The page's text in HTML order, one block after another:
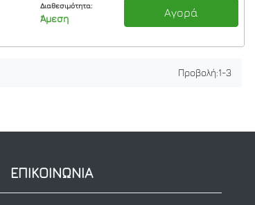
Διαθεσιμότητα:
Άμεση Αγορά
Προβολή:1-3
ΕΠΙΚΟΙΝΩΝΙΑ